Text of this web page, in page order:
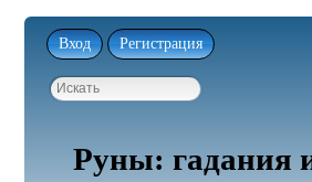
Вход Регистрация
Руны: гадания